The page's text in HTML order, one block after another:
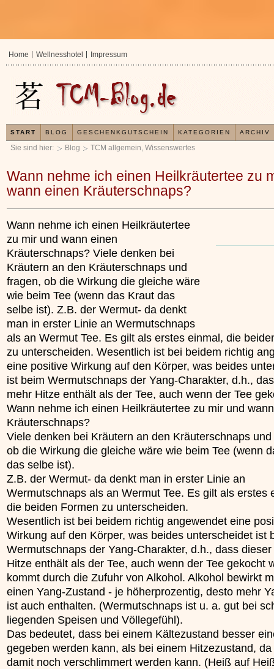
Sie sind hier: Blog TCM allgemein, Wissenswertes
Wann nehme ich einen Heilkräutertee zu
wann einen Kräuterschnaps?
Wann nehme ich einen Heilkräutertee
zu mir und wann einen
Kräuterschnaps? Viele denken bei
Kräutern an den Kräuterschnaps und
fragen, ob die Wirkung die gleiche wäre
wie beim Tee (wenn das Kraut das
selbe ist). Z.B. der Wermut- da denkt
man in erster Linie an Wermutschnaps
als an Wermut Tee. Es gilt als erstes einmal, die
zu unterscheiden. Wesentlich ist bei beidem richtig
eine positive Wirkung auf den Körper, was beides
ist beim Wermutschnaps der Yang-Charakter, d.h.,
mehr Hitze enthält als der Tee, auch wenn der Tee
Wann nehme ich einen Heilkräutertee zu mir und
Kräuterschnaps?
Viele denken bei Kräutern an den Kräuterschnaps
ob die Wirkung die gleiche wäre wie beim Tee (wenn
das selbe ist).
Z.B. der Wermut- da denkt man in erster Linie an
Wermutschnaps als an Wermut Tee. Es gilt als erstes
die beiden Formen zu unterscheiden.
Wesentlich ist bei beidem richtig angewendet eine
Wirkung auf den Körper, was beides unterscheidet ist
Wermutschnaps der Yang-Charakter, d.h., dass
Hitze enthält als der Tee, auch wenn der Tee gekocht
kommt durch die Zufuhr von Alkohol. Alkohol bewirkt
einen Yang-Zustand - je höherprozentig, desto mehr
ist auch enthalten. (Wermutschnaps ist u. a. gut bei
liegenden Speisen und Völlegefühl).
Das bedeutet, dass bei einem Kältezustand besser
gegeben werden kann, als bei einem Hitzezustand,
damit noch verschlimmert werden kann. (Heiß auf
In der TCM sind Experten
unterliegt.
Home Wellnesshotel Impressum
START BLOG GESCHENKGUTSCHEIN KATEGORIEN ARCHIV